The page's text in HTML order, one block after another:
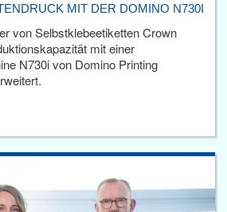
MIT DER DOMINO N730I
von Selbstklebeetiketten Crown
mit einer
N730i von Domino Printing